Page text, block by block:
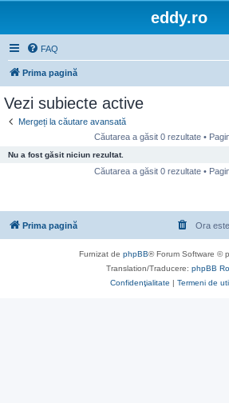
eddy.ro
FAQ
Prima pagină
Vezi subiecte active
Mergeți la căutare avansată
Căutarea a găsit 0 rezultate •
Nu a fost găsit niciun rezultat.
Căutarea a găsit 0 rezultate •
Prima pagină Ora
Furnizat de phpBB® Forum Software ©
Translation/Traducere: phpBB
Confidenţialitate | Termeni de